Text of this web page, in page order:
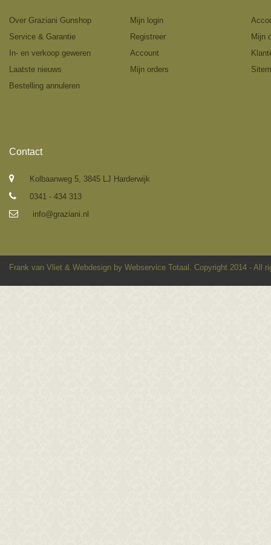
Over Graziani Gunshop
Service & Garantie
In- en verkoop geweren
Laatste nieuws
Bestelling annuleren
Mijn login
Registreer
Account
Mijn orders
Mijn
Contact
Kolbaanweg 5, 3845 LJ Harderwijk
0341 - 434 313
info@graziani.nl
Frank van Vliet & Webdesign by Webservice Totaal . Copyright 2014 - All